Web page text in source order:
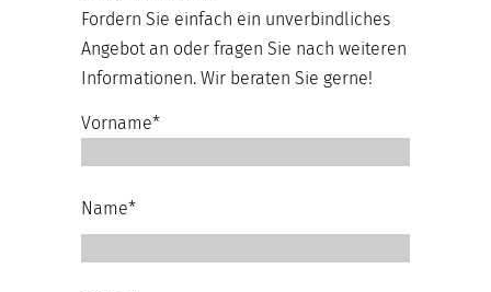
Fordern Sie einfach ein unverbindliches
Angebot an oder fragen Sie nach weiteren
Informationen. Wir beraten Sie gerne!
Vorname*
Name*